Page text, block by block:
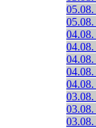
05.08.
05.08.
04.08.
04.08.
04.08.
04.08.
04.08.
03.08.
03.08.
03.08.